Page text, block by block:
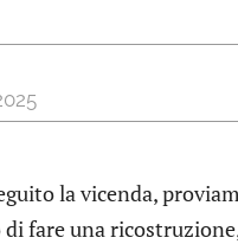
la vicenda,
fare una